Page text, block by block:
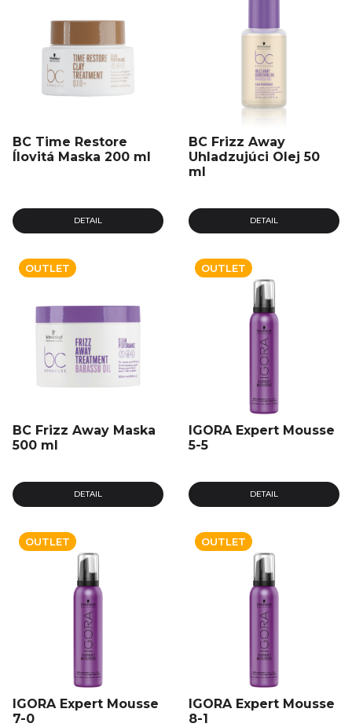
BC Time Restore
Ílovitá Maska 200 ml
DETAIL
BC Frizz Away
Uhladzujúci Olej 50
ml
DETAIL
OUTLET
BC Frizz Away Maska
500 ml
DETAIL
OUTLET
IGORA Expert Mousse
5-5
DETAIL
OUTLET
IGORA Expert Mousse
7-0
OUTLET
IGORA Expert Mousse
8-1